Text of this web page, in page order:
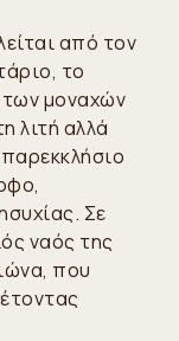
από τον
το
των μοναχών
λιτή αλλά
Σε
ναός της
που